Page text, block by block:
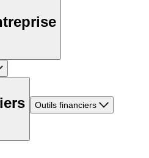
Outils financiers